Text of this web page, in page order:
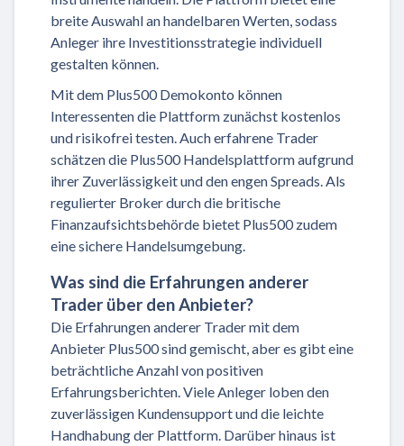
breite Auswahl an handelbaren Werten, sodass
Anleger ihre Investitionsstrategie individuell
gestalten können.
Mit dem Plus500 Demokonto können
Interessenten die Plattform zunächst kostenlos
und risikofrei testen. Auch erfahrene Trader
schätzen die Plus500 Handelsplattform aufgrund
ihrer Zuverlässigkeit und den engen Spreads. Als
regulierter Broker durch die britische
Finanzaufsichtsbehörde bietet Plus500 zudem
eine sichere Handelsumgebung.
Was sind die Erfahrungen anderer
Trader über den Anbieter?
Die Erfahrungen anderer Trader mit dem
Anbieter Plus500 sind gemischt, aber es gibt eine
beträchtliche Anzahl von positiven
Erfahrungsberichten. Viele Anleger loben den
zuverlässigen Kundensupport und die leichte
Handhabung der Plattform. Darüber hinaus ist